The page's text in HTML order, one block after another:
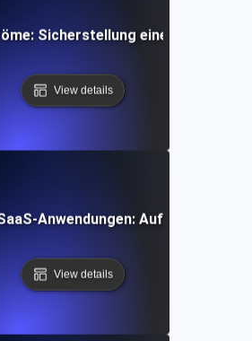
Sicherstellung einer
View details
Anwendungen:
View details